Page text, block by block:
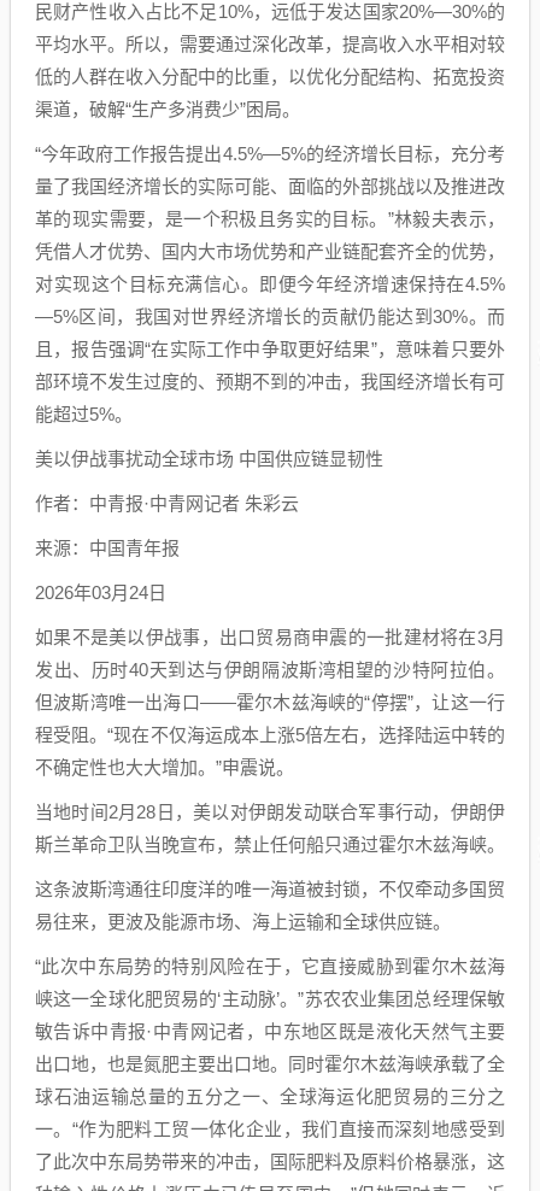
民财产性收入占比不足10%，远低于发达国家20%—30%的
平均水平。所以，需要通过深化改革，提高收入水平相对较
低的人群在收入分配中的比重，以优化分配结构、拓宽投资
渠道，破解“生产多消费少”困局。
“今年政府工作报告提出4.5%—5%的经济增长目标，充分考
量了我国经济增长的实际可能、面临的外部挑战以及推进改
革的现实需要，是一个积极且务实的目标。”林毅夫表示，
凭借人才优势、国内大市场优势和产业链配套齐全的优势，
对实现这个目标充满信心。即便今年经济增速保持在4.5%
—5%区间，我国对世界经济增长的贡献仍能达到30%。而
且，报告强调“在实际工作中争取更好结果”，意味着只要外
部环境不发生过度的、预期不到的冲击，我国经济增长有可
能超过5%。
美以伊战事扰动全球市场 中国供应链显韧性
作者：中青报·中青网记者 朱彩云
来源：中国青年报
2026年03月24日
如果不是美以伊战事，出口贸易商申震的一批建材将在3月
发出、历时40天到达与伊朗隔波斯湾相望的沙特阿拉伯。
但波斯湾唯一出海口——霍尔木兹海峡的“停摆”，让这一行
程受阻。“现在不仅海运成本上涨5倍左右，选择陆运中转的
不确定性也大大增加。”申震说。
当地时间2月28日，美以对伊朗发动联合军事行动，伊朗伊
斯兰革命卫队当晚宣布，禁止任何船只通过霍尔木兹海峡。
这条波斯湾通往印度洋的唯一海道被封锁，不仅牵动多国贸
易往来，更波及能源市场、海上运输和全球供应链。
“此次中东局势的特别风险在于，它直接威胁到霍尔木兹海
峡这一全球化肥贸易的‘主动脉’。”苏农农业集团总经理保敏
敏告诉中青报·中青网记者，中东地区既是液化天然气主要
出口地，也是氮肥主要出口地。同时霍尔木兹海峡承载了全
球石油运输总量的五分之一、全球海运化肥贸易的三分之
一。“作为肥料工贸一体化企业，我们直接而深刻地感受到
了此次中东局势带来的冲击，国际肥料及原料价格暴涨，这